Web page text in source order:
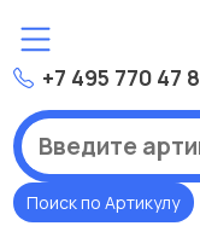
+7 495 770 47
Поиск по Артикулу